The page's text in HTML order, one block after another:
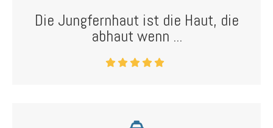
Die Jungfernhaut ist die Haut, die
abhaut wenn ...